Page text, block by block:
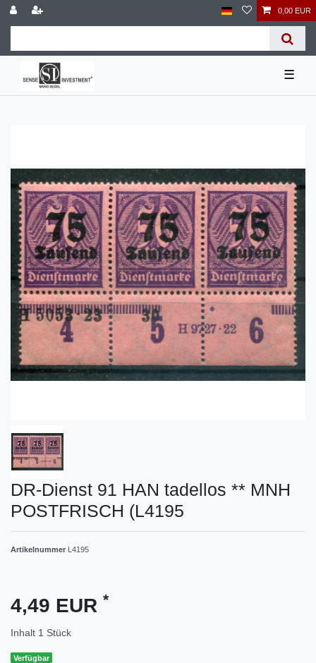
0,00 EUR
☰
DR-Dienst 91 HAN tadellos ** MNH
POSTFRISCH (L4195
Artikelnummer L4195
4,49 EUR *
Inhalt 1 Stück
Verfügbar